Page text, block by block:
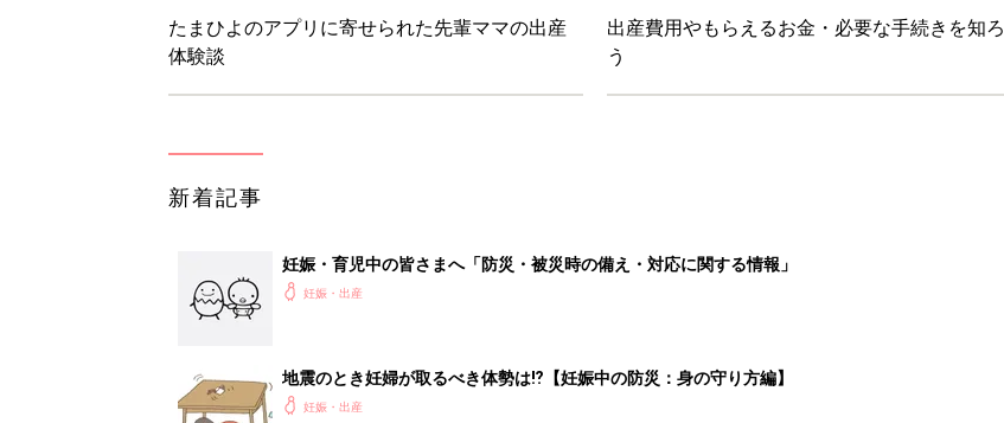
たまひよのアプリに寄せられた先輩ママの出産
体験談
出産費用やもらえるお金・必要な手続きを知ろ
う
新着記事
妊娠・育児中の皆さまへ「防災・被災時の備え・対応に関する情報」
妊娠・出産
地震のとき妊婦が取るべき体勢は⁉︎【妊娠中の防災：身の守り方編】
妊娠・出産